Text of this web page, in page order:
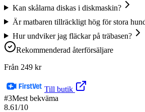
Kan skålarna diskas i diskmaskin?
Är matbaren tillräckligt hög för stora
Hur undviker jag fläckar på träbasen?
Rekommenderad återförsäljare
Från 249 kr
Till butik
#3Mest bekväma
8.61/10